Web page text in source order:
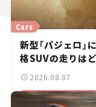
新型「パジェロ
格SUVの走りはど
Cars
2026.08.07